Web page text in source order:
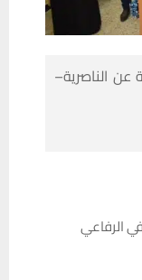
عن الناصرية–
الرفاعي